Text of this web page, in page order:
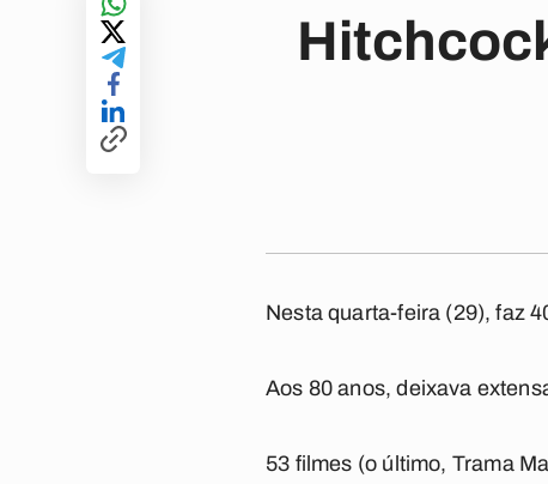
Nesta quarta-feira (29), faz
Aos 80 anos, deixava
53 filmes (o último, Trama